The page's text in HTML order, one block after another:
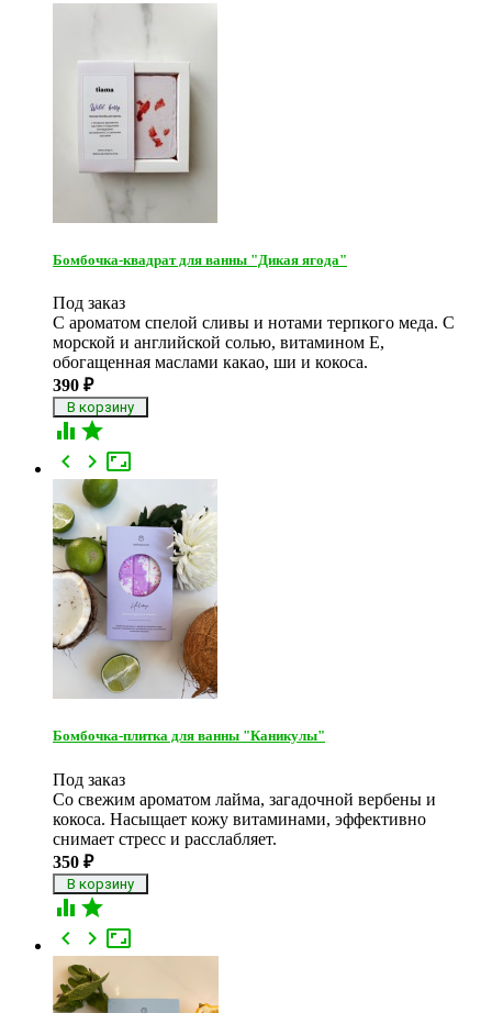
Бомбочка-квадрат для ванны "Дикая ягода"
Под заказ
С ароматом спелой сливы и нотами терпкого меда. С
морской и английской солью, витамином Е,
обогащенная маслами какао, ши и кокоса.
390 ₽
 

 
Бомбочка-плитка для ванны "Каникулы"
Под заказ
Со свежим ароматом лайма, загадочной вербены и
кокоса. Насыщает кожу витаминами, эффективно
снимает стресс и расслабляет.
350 ₽
 

 